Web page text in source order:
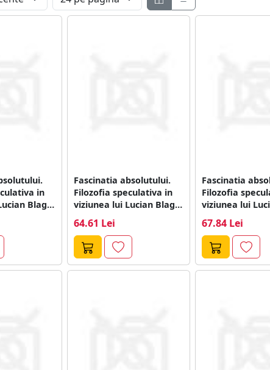
in
Blaga
Fascinatia absolutului.
Filozofia speculativa in
viziunea lui Lucian Blaga
64.61 Lei
Fascinatia
Filozofia
viziunea lui
67.84 Lei